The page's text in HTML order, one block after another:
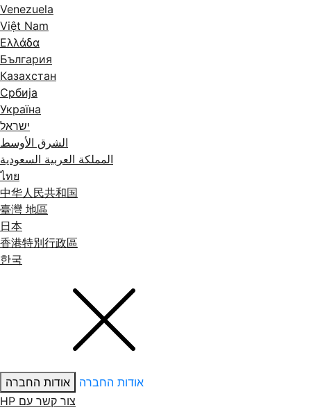
Venezuela
Việt Nam
Ελλάδα
България
Казахстан
Србија
Україна
ישראל
الشرق الأوسط
المملكة العربية السعودية
ไทย
中华人民共和国
臺灣 地區
日本
香港特別行政區
한국
אודות החברה
אודות החברה
צור קשר עם ‏HP